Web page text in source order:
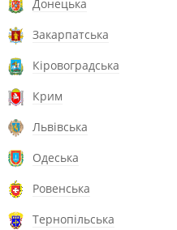
Донецька
Закарпатська
Кіровоградська
Крим
Львівська
Одеська
Ровенська
Тернопільська